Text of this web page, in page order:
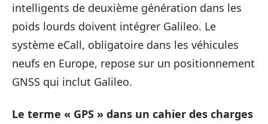
intelligents de deuxième génération dans les
poids lourds doivent intégrer Galileo. Le
système eCall, obligatoire dans les véhicules
neufs en Europe, repose sur un positionnement
GNSS qui inclut Galileo.
Le terme « GPS » dans un cahier des charges